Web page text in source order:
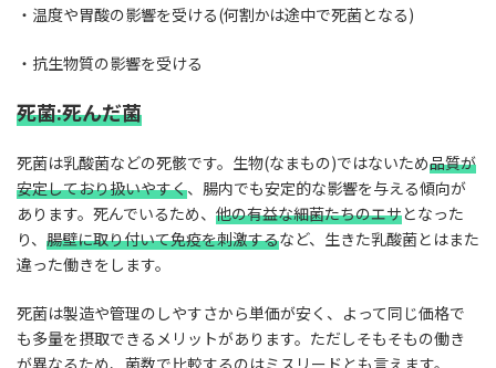
・温度や胃酸の影響を受ける(何割かは途中で死菌となる)
・抗生物質の影響を受ける
死菌:死んだ菌
死菌は乳酸菌などの死骸です。生物(なまもの)ではないため品質が
安定しており扱いやすく、腸内でも安定的な影響を与える傾向が
あります。死んでいるため、 他の有益な細菌たちのエサとなった
り、 腸壁に取り付いて免疫を刺激するなど、生きた乳酸菌とはまた
違った働きをします。
死菌は製造や管理のしやすさから単価が安く、よって同じ価格で
も多量を摂取できるメリットがあります。ただしそもそもの働き
が異なるため、菌数で比較するのはミスリードとも言えます。